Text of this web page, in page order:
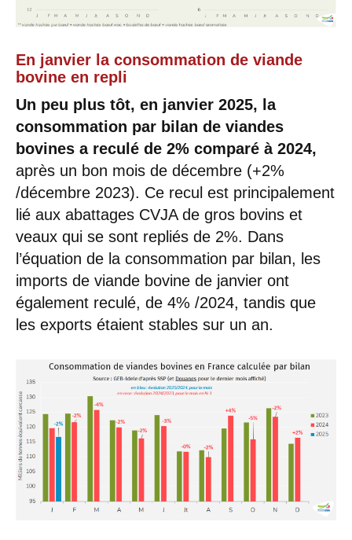
En janvier la consommation de viande
bovine en repli
Un peu plus tôt, en janvier 2025, la
consommation par bilan de viandes
bovines a reculé de 2% comparé à 2024,
après un bon mois de décembre (+2%
/décembre 2023). Ce recul est principalement
lié aux abattages CVJA de gros bovins et
veaux qui se sont repliés de 2%. Dans
l’équation de la consommation par bilan, les
imports de viande bovine de janvier ont
également reculé, de 4% /2024, tandis que
les exports étaient stables sur un an.